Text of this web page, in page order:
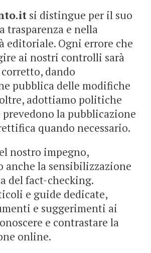
si distingue per il suo
trasparenza e nella
editoriale. Ogni errore che
ai nostri controlli sarà
dando
pubblica delle modifiche
adottiamo politiche
la pubblicazione
quando necessario.
nostro impegno,
anche la sensibilizzazione
del fact-checking.
e guide dedicate,
e suggerimenti ai
e contrastare la
online.